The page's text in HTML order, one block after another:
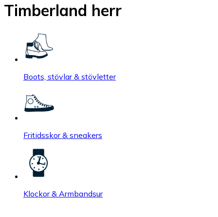
Timberland herr
Boots, stövlar & stövletter
Fritidsskor & sneakers
Klockor & Armbandsur